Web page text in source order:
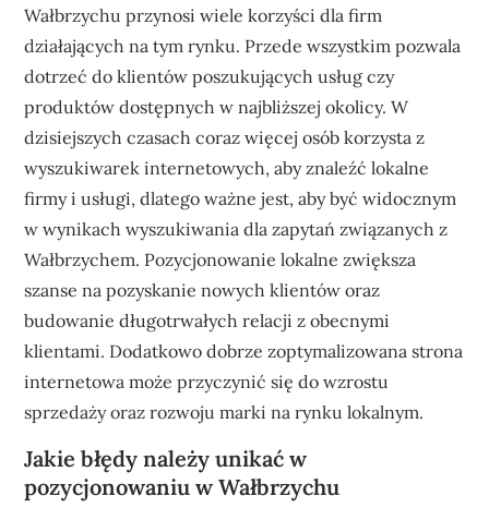
Wałbrzychu przynosi wiele korzyści dla firm
działających na tym rynku. Przede wszystkim pozwala
dotrzeć do klientów poszukujących usług czy
produktów dostępnych w najbliższej okolicy. W
dzisiejszych czasach coraz więcej osób korzysta z
wyszukiwarek internetowych, aby znaleźć lokalne
firmy i usługi, dlatego ważne jest, aby być widocznym
w wynikach wyszukiwania dla zapytań związanych z
Wałbrzychem. Pozycjonowanie lokalne zwiększa
szanse na pozyskanie nowych klientów oraz
budowanie długotrwałych relacji z obecnymi
klientami. Dodatkowo dobrze zoptymalizowana strona
internetowa może przyczynić się do wzrostu
sprzedaży oraz rozwoju marki na rynku lokalnym.
Jakie błędy należy unikać w
pozycjonowaniu w Wałbrzychu